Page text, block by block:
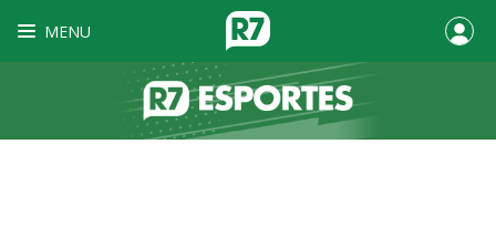
MENU